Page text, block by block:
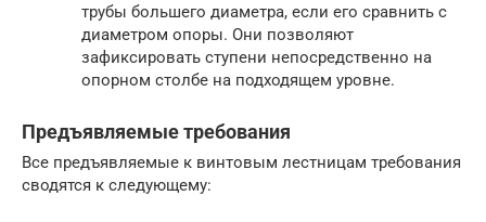
трубы большего диаметра, если его сравнить с
диаметром опоры. Они позволяют
зафиксировать ступени непосредственно на
опорном столбе на подходящем уровне.
Предъявляемые требования
Все предъявляемые к винтовым лестницам требования
сводятся к следующему: